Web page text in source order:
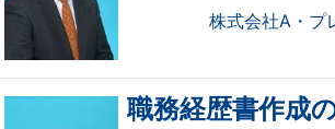
株式会社A・プ
職務経歴書作成